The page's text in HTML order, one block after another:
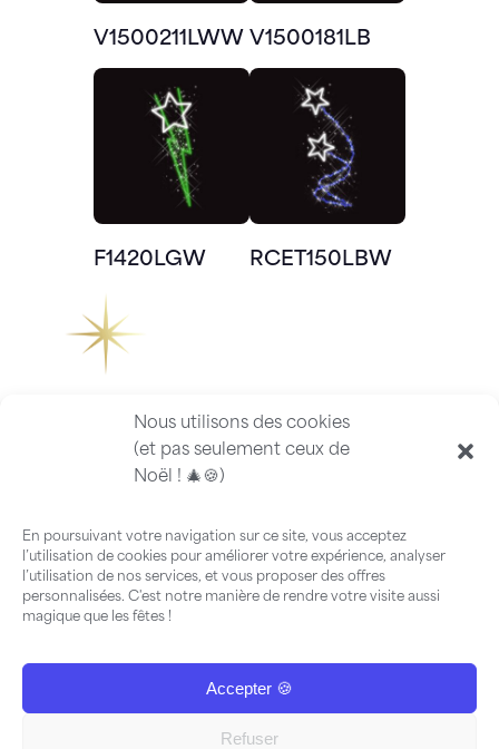
Nous utilisons des cookies
(et pas seulement ceux de
Noël ! 🎄🍪)
En poursuivant votre navigation sur ce site, vous acceptez
l’utilisation de cookies pour améliorer votre expérience, analyser
l’utilisation de nos services, et vous proposer des offres
personnalisées. C'est notre manière de rendre votre visite aussi
magique que les fêtes !
Accepter 🍪
Refuser
V1500211LWW V1500181LB
F1420LGW RCET150LBW
FAQ-Guide
©2026 ILLUMINATIONS SERVICES